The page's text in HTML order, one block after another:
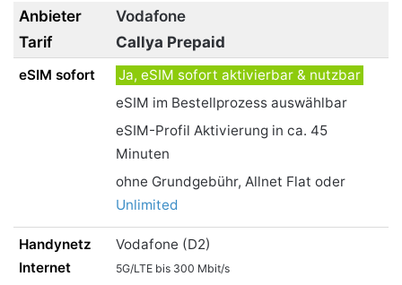
Vodafone
Callya Prepaid
Ja, eSIM sofort aktivierbar & nutzbar
eSIM im Bestellprozess auswählbar
eSIM-Profil Aktivierung in ca. 45
Minuten
ohne Grundgebühr, Allnet Flat oder
Unlimited
Vodafone (D2)
5G/LTE bis 300 Mbit/s